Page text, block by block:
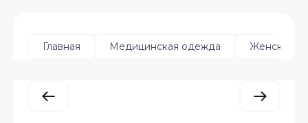
Главная Медицинская одежда Женская